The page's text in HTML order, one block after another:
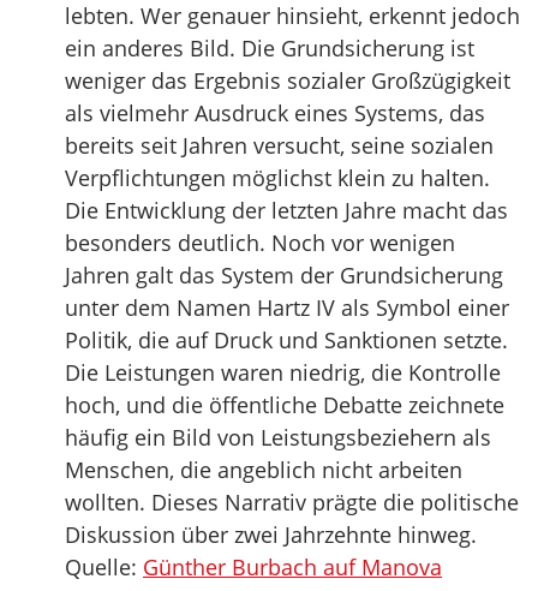
lebten. Wer genauer hinsieht, erkennt jedoch
ein anderes Bild. Die Grundsicherung ist
weniger das Ergebnis sozialer Großzügigkeit
als vielmehr Ausdruck eines Systems, das
bereits seit Jahren versucht, seine sozialen
Verpflichtungen möglichst klein zu halten.
Die Entwicklung der letzten Jahre macht das
besonders deutlich. Noch vor wenigen
Jahren galt das System der Grundsicherung
unter dem Namen Hartz IV als Symbol einer
Politik, die auf Druck und Sanktionen setzte.
Die Leistungen waren niedrig, die Kontrolle
hoch, und die öffentliche Debatte zeichnete
häufig ein Bild von Leistungsbeziehern als
Menschen, die angeblich nicht arbeiten
wollten. Dieses Narrativ prägte die politische
Diskussion über zwei Jahrzehnte hinweg.
Quelle: Günther Burbach auf Manova